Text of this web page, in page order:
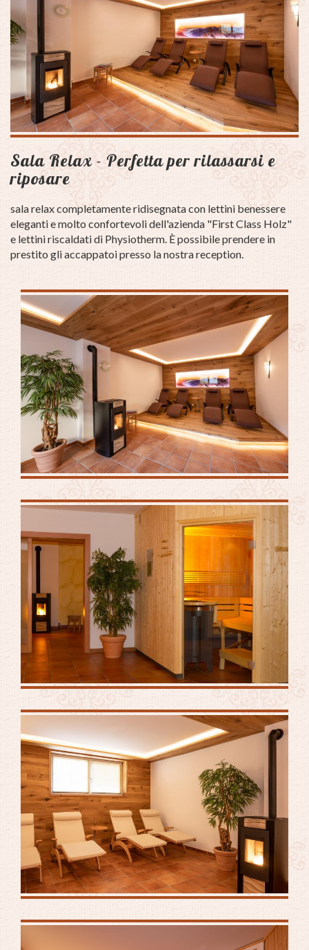
Sala Relax - Perfetta per rilassarsi e
riposare
sala relax completamente ridisegnata con lettini benessere
eleganti e molto confortevoli dell'azienda "First Class Holz"
e lettini riscaldati di Physiotherm. È possibile prendere in
prestito gli accappatoi presso la nostra reception.